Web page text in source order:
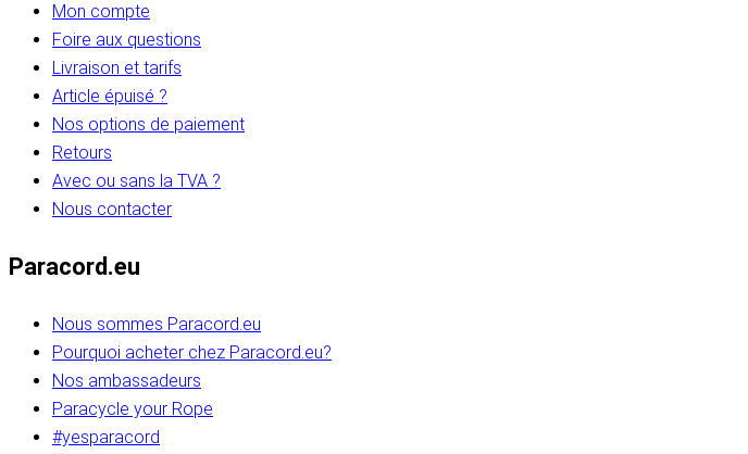
Mon compte
Foire aux questions
Livraison et tarifs
Article épuisé ?
Nos options de paiement
Retours
Avec ou sans la TVA ?
Nous contacter
Paracord.eu
Nous sommes Paracord.eu
Pourquoi acheter chez Paracord.eu?
Nos ambassadeurs
Paracycle your Rope
#yesparacord